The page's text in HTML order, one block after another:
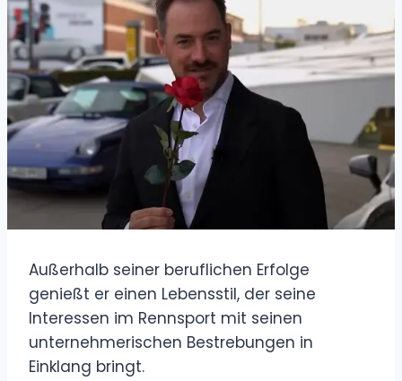
Außerhalb seiner beruflichen Erfolge
genießt er einen Lebensstil, der seine
Interessen im Rennsport mit seinen
unternehmerischen Bestrebungen in
Einklang bringt.